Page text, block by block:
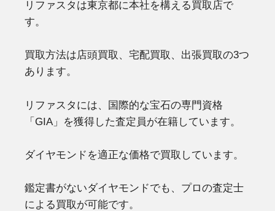
リファスタは東京都に本社を構える買取店で
す。
買取方法は店頭買取、宅配買取、出張買取の3つ
あります。
リファスタには、国際的な宝石の専門資格
「GIA」を獲得した査定員が在籍しています。
ダイヤモンドを適正な価格で買取しています。
鑑定書がないダイヤモンドでも、プロの査定士
による買取が可能です。